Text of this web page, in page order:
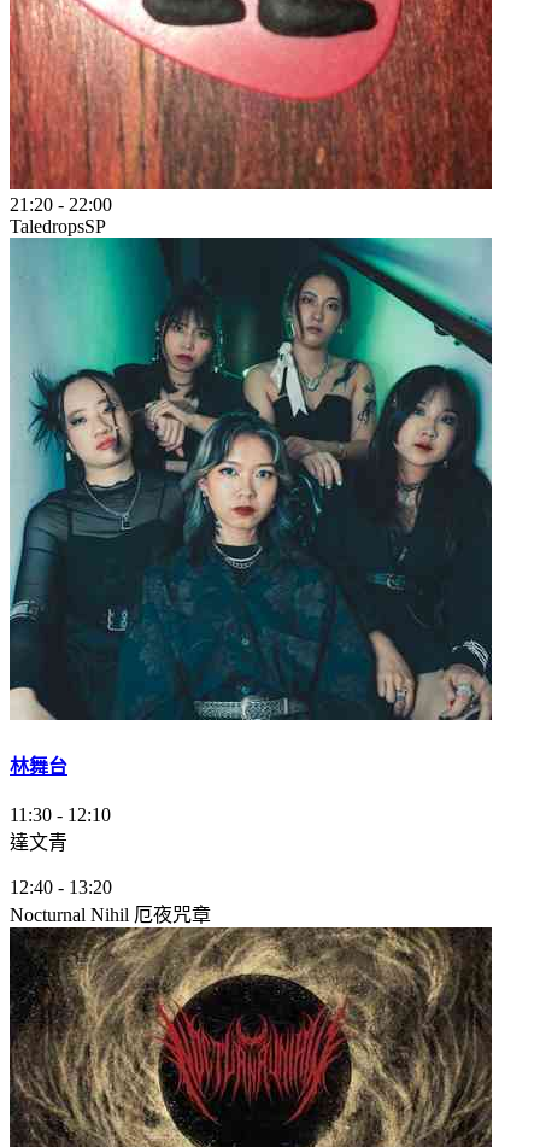
21:20 - 22:00
TaledropsSP
林舞台
11:30 - 12:10
達文青
12:40 - 13:20
Nocturnal Nihil 厄夜咒章